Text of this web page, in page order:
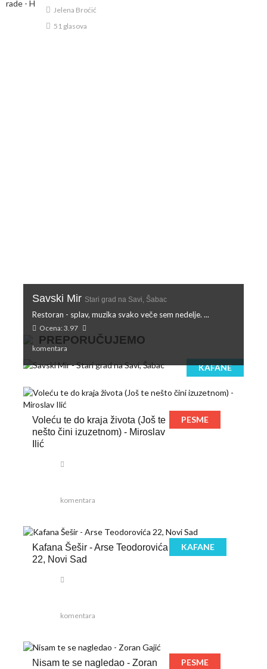
Jelena Broćić
51 glasova
PREPORUČUJEMO
KAFANE
Savski Mir Stari grad na Savi, Šabac
Restoran - splav, muzika svako veče sem nedelje. ...
Ocena: 3.97
komentara
Voleću te do kraja života (Još te
nešto čini izuzetnom) - Miroslav
Ilić
PESME
komentara
Kafana Šešir - Arse Teodorovića
22, Novi Sad
KAFANE
komentara
Nisam te se nagledao - Zoran
PESME